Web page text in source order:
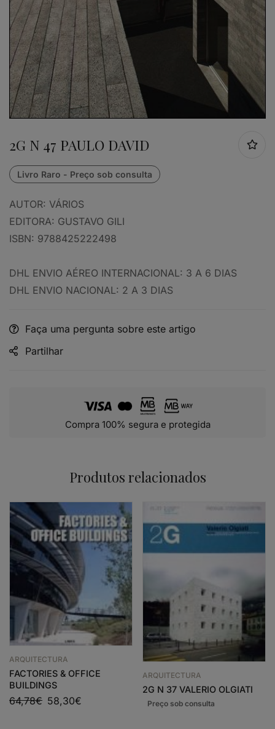
2G N 47 PAULO DAVID
AUTOR: VÁRIOS
EDITORA: GUSTAVO GILI
ISBN: 9788425222498
DHL ENVIO AÉREO INTERNACIONAL: 3 A 6 DIAS
DHL ENVIO NACIONAL: 2 A 3 DIAS
Faça uma pergunta sobre este artigo
Partilhar
Compra 100% segura e protegida
Produtos relacionados
ARQUITECTURA
FACTORIES & OFFICE
BUILDINGS
64,78€ 58,30€
ARQUITECTURA
2G N 37 VALERIO OLGIATI